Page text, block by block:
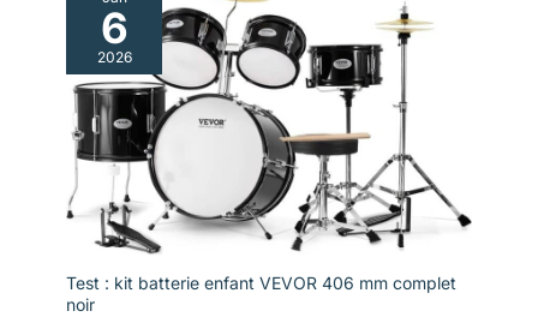
6
2026
Test : kit batterie enfant VEVOR 406 mm complet
noir